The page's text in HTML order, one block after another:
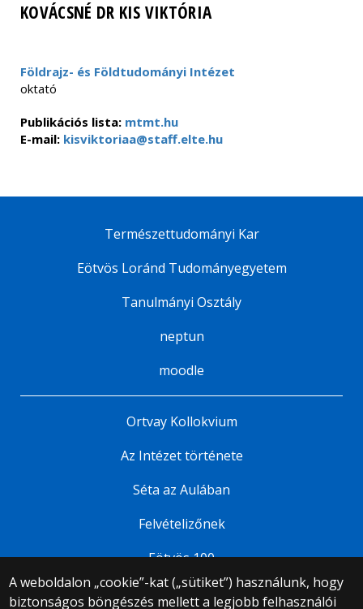
KOVÁCSNÉ DR KIS VIKTÓRIA
Földrajz- és Földtudományi Intézet
oktató
Publikációs lista: mtmt.hu
E-mail: kisviktoriaa@staff.elte.hu
A weboldalon „cookie”-kat („sütiket”) használunk, hogy
biztonságos böngészés mellett a legjobb felhasználói
Természettudományi Kar
Eötvös Loránd Tudományegyetem
Tanulmányi Osztály
neptun
moodle
Ortvay Kollokvium
Az Intézet története
Séta az Aulában
Felvételizőnek
Eötvös 100
© 2025 Eötvös Loránd Tudományegyetem